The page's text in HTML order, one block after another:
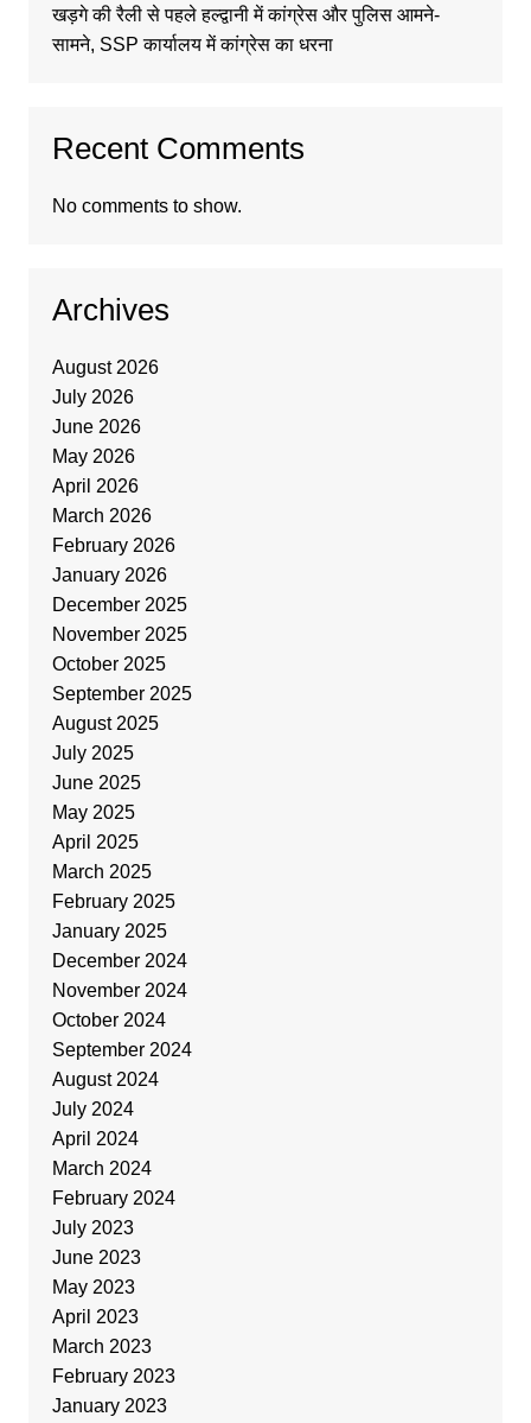
खड़गे की रैली से पहले हल्द्वानी में कांग्रेस और पुलिस आमने-
सामने, SSP कार्यालय में कांग्रेस का धरना
Recent Comments
No comments to show.
Archives
August 2026
July 2026
June 2026
May 2026
April 2026
March 2026
February 2026
January 2026
December 2025
November 2025
October 2025
September 2025
August 2025
July 2025
June 2025
May 2025
April 2025
March 2025
February 2025
January 2025
December 2024
November 2024
October 2024
September 2024
August 2024
July 2024
April 2024
March 2024
February 2024
July 2023
June 2023
May 2023
April 2023
March 2023
February 2023
January 2023